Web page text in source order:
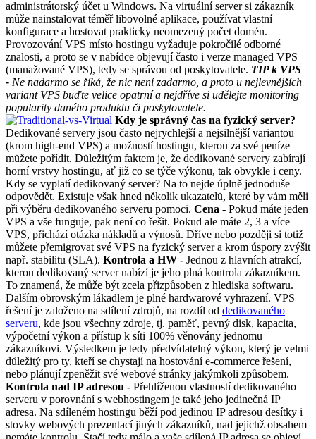
administrátorský účet u Windows. Na virtuální server si zákazník
může nainstalovat téměř libovolné aplikace, používat vlastní
konfigurace a hostovat prakticky neomezený počet domén.
Provozování VPS místo hostingu vyžaduje pokročilé odborné
znalosti, a proto se v nabídce objevují často i verze managed VPS
(manažované VPS), tedy se správou od poskytovatele. TIP k VPS
- Ne nadarmo se říká, že nic není zadarmo, a proto u nejlevnějších
variant VPS buďte velice opatrní a nejdříve si udělejte monitoring
popularity daného produktu či poskytovatele.
Kdy je správný čas na fyzický server?
Dedikované servery jsou často nejrychlejší a nejsilnější variantou
(krom high-end VPS) a možností hostingu, kterou za své peníze
můžete pořídit. Důležitým faktem je, že dedikované servery zabírají
horní vrstvy hostingu, ať již co se týče výkonu, tak obvykle i ceny.
Kdy se vyplatí dedikovaný server? Na to nejde úplně jednoduše
odpovědět. Existuje však hned několik ukazatelů, které by vám měli
při výběru dedikovaného serveru pomoci. Cena - Pokud máte jeden
VPS a vše funguje, pak není co řešit. Pokud ale máte 2, 3 a více
VPS, přichází otázka nákladů a výnosů. Dříve nebo později si totiž
můžete přemigrovat své VPS na fyzický server a krom úspory zvýšit
např. stabilitu (SLA). Kontrola a HW - Jednou z hlavních atrakcí,
kterou dedikovaný server nabízí je jeho plná kontrola zákazníkem.
To znamená, že může být zcela přizpůsoben z hlediska softwaru.
Dalším obrovským lákadlem je plné hardwarové vyhrazení. VPS
řešení je založeno na sdílení zdrojů, na rozdíl od dedikovaného
serveru, kde jsou všechny zdroje, tj. paměť, pevný disk, kapacita,
výpočetní výkon a přístup k síti 100% věnovány jednomu
zákazníkovi. Výsledkem je tedy předvídatelný výkon, který je velmi
důležitý pro ty, kteří se chystají na hostování e-commerce řešení,
nebo plánují zpeněžit své webové stránky jakýmkoli způsobem.
Kontrola nad IP adresou - Přehlíženou vlastností dedikovaného
serveru v porovnání s webhostingem je také jeho jedinečná IP
adresa. Na sdíleném hostingu běží pod jedinou IP adresou desítky i
stovky webových prezentací jiných zákazníků, nad jejichž obsahem